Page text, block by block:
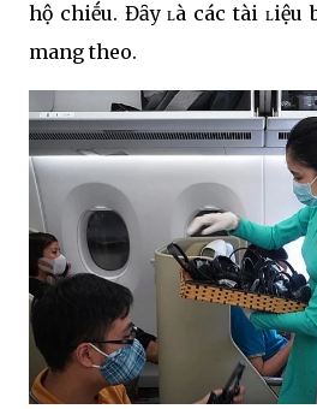
hộ chiḗu. Đȃy ʟà các tài ʟiệu
mang theo.